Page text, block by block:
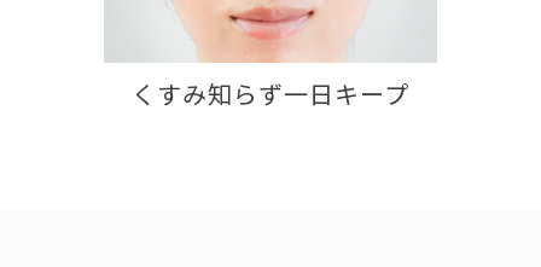
くすみ知らず一日キープ